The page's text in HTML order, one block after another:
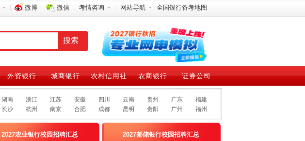
微博 微信 考情咨询 网站导航 全国银行备考地图
外资银行 城商银行 农村信用社 农商银行 证券公司
湖南 浙江 江苏 安徽 四川 云南 贵州 广东
福建
长沙 杭州 南京 合肥 成都 昆明 贵阳 广州 福州
2027农业银行校园招聘汇总 2027邮储银行校园招聘汇总